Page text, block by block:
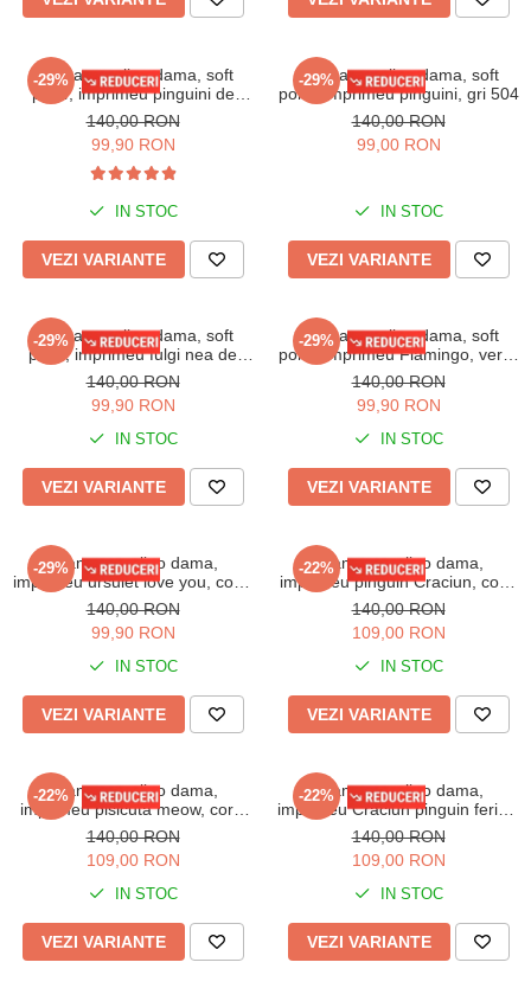
-29%
Pijama cocolino dama, soft
polar, imprimeu pinguini de
Craciun, corai 500
140,00 RON
99,90 RON
IN STOC
VEZI VARIANTE
-29%
Pijama cocolino dama, soft
polar, imprimeu pinguini, gri 504
140,00 RON
99,00 RON
IN STOC
VEZI VARIANTE
-29%
Pijama cocolino dama, soft
polar, imprimeu fulgi nea de
Craciun, rosu 505
140,00 RON
99,90 RON
IN STOC
VEZI VARIANTE
-29%
Pijama cocolino dama, soft
polar, imprimeu Flamingo, vernil
520
140,00 RON
99,90 RON
IN STOC
VEZI VARIANTE
-29%
Pijama cocolino dama,
imprimeu ursulet love you, corai
300
140,00 RON
99,90 RON
IN STOC
VEZI VARIANTE
-22%
Pijama cocolino dama,
imprimeu pinguin Craciun, corai
301
140,00 RON
109,00 RON
IN STOC
VEZI VARIANTE
-22%
Pijama cocolino dama,
imprimeu pisicuta meow, corai
302
140,00 RON
109,00 RON
IN STOC
VEZI VARIANTE
-22%
Pijama cocolino dama,
imprimeu Craciun pinguin fericit,
corai 304
140,00 RON
109,00 RON
IN STOC
VEZI VARIANTE